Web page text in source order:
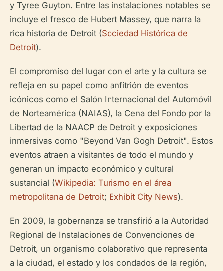
y Tyree Guyton. Entre las instalaciones notables se
incluye el fresco de Hubert Massey, que narra la
rica historia de Detroit (Sociedad Histórica de
Detroit).
El compromiso del lugar con el arte y la cultura se
refleja en su papel como anfitrión de eventos
icónicos como el Salón Internacional del Automóvil
de Norteamérica (NAIAS), la Cena del Fondo por la
Libertad de la NAACP de Detroit y exposiciones
inmersivas como "Beyond Van Gogh Detroit". Estos
eventos atraen a visitantes de todo el mundo y
generan un impacto económico y cultural
sustancial (Wikipedia: Turismo en el área
metropolitana de Detroit; Exhibit City News).
En 2009, la gobernanza se transfirió a la Autoridad
Regional de Instalaciones de Convenciones de
Detroit, un organismo colaborativo que representa
a la ciudad, el estado y los condados de la región,